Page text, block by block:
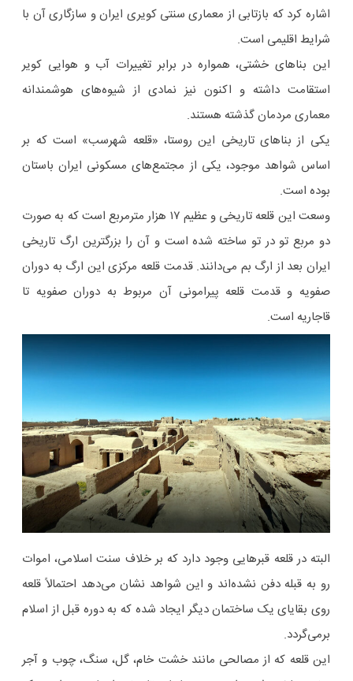
اشاره کرد که بازتابی از معماری سنتی کویری ایران و سازگاری آن با
شرایط اقلیمی است.
این بناهای خشتی، همواره در برابر تغییرات آب‌ و هوایی کویر
استقامت داشته و اکنون نیز نمادی از شیوه‌های هوشمندانه
معماری مردمان گذشته هستند.
یکی از بناهای تاریخی این روستا، «قلعه شهرسب» است که بر
اساس شواهد موجود، یکی از مجتمع‌های مسکونی ایران باستان
بوده است.
وسعت این قلعه تاریخی و عظیم ۱۷ هزار مترمربع است که به ‌صورت
دو مربع تو در تو ساخته شده‌ است و آن را بزرگترین ارگ تاریخی
ایران بعد از ارگ بم می‌دانند. قدمت قلعه مرکزی این ارگ به دوران
صفویه و قدمت قلعه پیرامونی آن مربوط به دوران صفویه تا
قاجاریه است.
البته در قلعه قبرهایی وجود دارد که بر خلاف سنت اسلامی، اموات
رو به قبله دفن نشده‌اند و این شواهد نشان می‌دهد احتمالاً قلعه
روی بقایای یک ساختمان دیگر ایجاد شده که به دوره قبل از اسلام
برمی‌گردد.
این قلعه که از مصالحی مانند خشت خام، گل، سنگ، چوب و آجر